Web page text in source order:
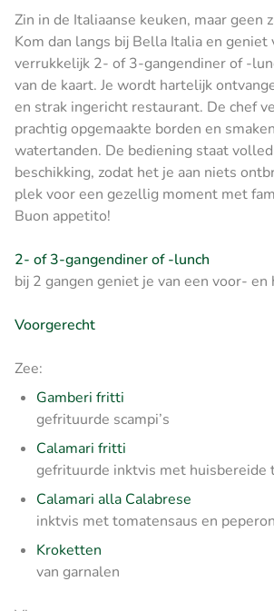
Zin in de Italiaanse keuken, maar geen
Kom dan langs bij Bella Italia en geniet
verrukkelijk 2- of 3-gangendiner of -
van de kaart. Je wordt hartelijk
en strak ingericht restaurant. De chef
prachtig opgemaakte borden en
watertanden. De bediening staat
beschikking, zodat het je aan niets
plek voor een gezellig moment met
Buon appetito!
2- of 3-gangendiner of -lunch
bij 2 gangen geniet je van een voor-
Voorgerecht
Zee:
Gamberi fritti
gefrituurde scampi’s
Calamari fritti
gefrituurde inktvis met huisbereide
Calamari alla Calabrese
inktvis met tomatensaus en
Kroketten
van garnalen